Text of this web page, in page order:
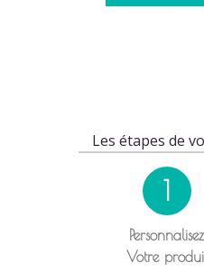
Les étapes de
1
Personnalisez
Votre